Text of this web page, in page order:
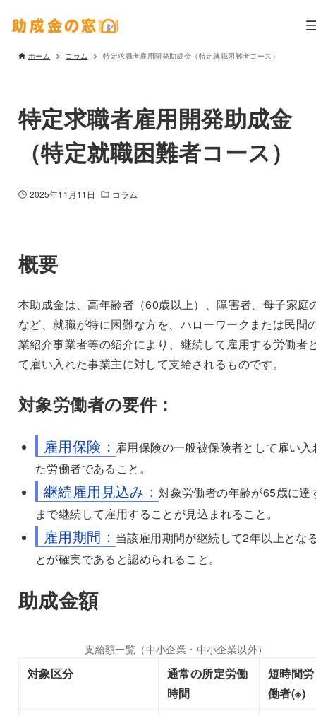
ホーム コラム 特定求職者雇用開発助成金（特定就職困難者コース）
特定求職者雇用開発助成金
（特定就職困難者コース）
2025年11月11日 コラム
概要
本助成金は、高年齢者（60歳以上）、障害者、母子家庭
など、就職が特に困難な方を、ハローワークまたは民間
業紹介事業者等の紹介により、継続して雇用する労働者
て雇い入れた事業主に対して支給されるものです。
対象労働者の要件：
雇用保険： 雇用保険の一般被保険者として雇い入
た労働者であること。
継続雇用見込み： 対象労働者の年齢が65歳に達
まで継続して雇用することが見込まれること。
雇用期間： 当該雇用期間が継続して2年以上とな
とが確実であると認められること。
助成金額
支給額一覧（中小企業・中小企業以外）
対象区分
通常の所定労働
時間
短時間労
働者(※)